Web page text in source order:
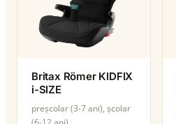
Britax Römer KIDFIX
i-SIZE
preșcolar (3-7 ani), școlar